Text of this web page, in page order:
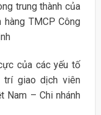
trung thành của
TMCP Công
của các yếu tố
trí giao dịch viên
Nam – Chi nhánh